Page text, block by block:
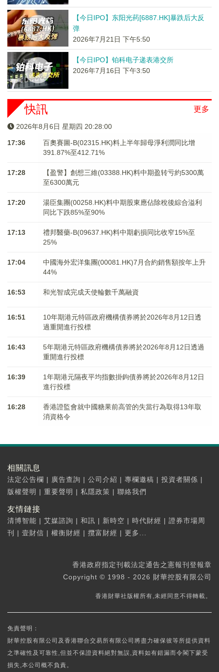
【今日IPO】东阳光药[6887.HK]暴跌后大反
弹
2026年7月21日 下午5:50
【今日IPO】铂科电子递表港交所
2026年7月16日 下午3:50
更多
快訊
2026年8月6日 星期四 20:28:00
17:36
百奧賽圖-B(02315.HK)料上半年歸母淨利潤同比增
391.87%至412.71%
17:28
【盈警】創想三維(03388.HK)料中期盈转亏約5300萬
至6300萬元
17:20
湯臣集團(00258.HK)料中期股東應佔除稅後綜合溢利
同比下跌85%至90%
17:13
禮邦醫藥-B(09637.HK)料中期虧損同比收窄15%至
25%
17:04
中國海外宏洋集團(00081.HK)7月合約銷售額按年上升
44%
16:53 和光智成完成天使輪數千萬融資
16:51
10年期港元特區政府機構債券將於2026年8月12日透
過重開進行投標
16:43
5年期港元特區政府機構債券將於2026年8月12日透過
重開進行投標
16:39
1年期港元隔夜平均指數掛鉤債券將於2026年8月12日
進行投標
16:28
香港證監會就中國糖果前高管的失當行為取得13年取
消資格令
相關訊息
法定公告欄 | 廣告查詢 | 公司介紹 | 專欄邀稿 | 投資者關係 |
版權聲明 | 重要聲明 | 私隱政策 | 聯絡我們
友情鏈接
清博智能 | 艾媒諮詢 | 和訊 | 新時空 | 時代財經 | 證券市場周
刊
| 壹財信 | 權衡財經 | 攬富財經 | 更多...
香港政府指定刊載法定通告之憲報刊登報章
Copyright © 1998 - 2026 財華控股有限公司
香港財華社版權所有,未經同意不得轉載。
免責聲明：
財華控股有限公司及香港聯合交易所有限公司將盡力確保彼等所提供資料
之準確性及可靠性,但並不保證資料絕對無誤,資料如有錯漏而令閣下蒙受
損失,本公司概不負責。